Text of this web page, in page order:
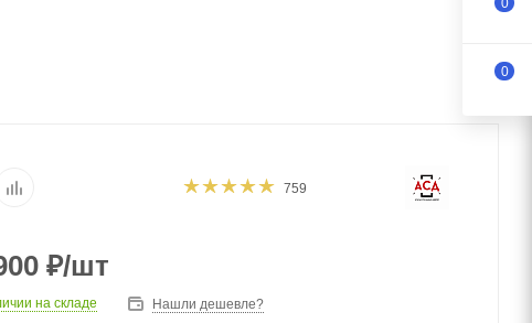
759
₽/шт
на складе Нашли дешевле?
0
0